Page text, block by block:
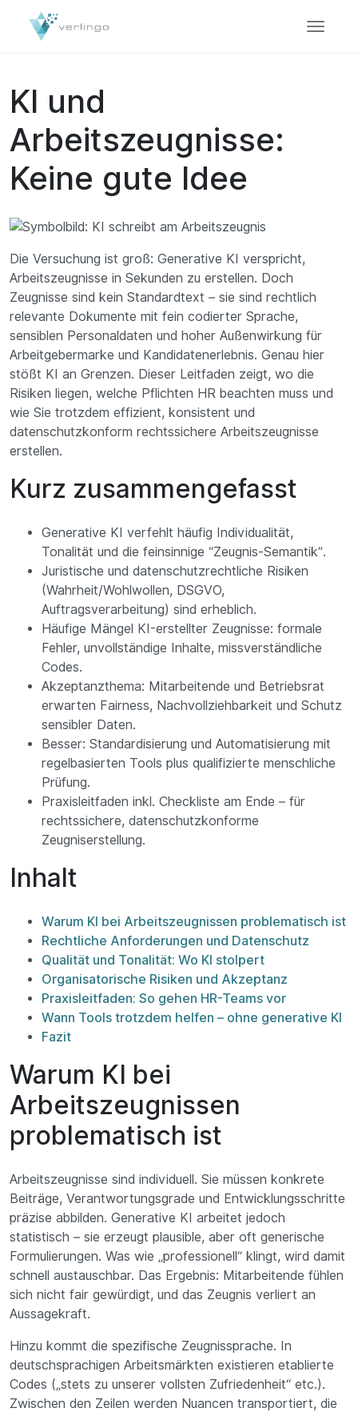
KI und
Arbeitszeugnisse:
Keine gute Idee
Die Versuchung ist groß: Generative KI verspricht,
Arbeitszeugnisse in Sekunden zu erstellen. Doch
Zeugnisse sind kein Standardtext – sie sind rechtlich
relevante Dokumente mit fein codierter Sprache,
sensiblen Personaldaten und hoher Außenwirkung für
Arbeitgebermarke und Kandidatenerlebnis. Genau hier
stößt KI an Grenzen. Dieser Leitfaden zeigt, wo die
Risiken liegen, welche Pflichten HR beachten muss und
wie Sie trotzdem effizient, konsistent und
datenschutzkonform rechtssichere Arbeitszeugnisse
erstellen.
Kurz zusammengefasst
Generative KI verfehlt häufig Individualität,
Tonalität und die feinsinnige “Zeugnis-Semantik”.
Juristische und datenschutzrechtliche Risiken
(Wahrheit/Wohlwollen, DSGVO,
Auftragsverarbeitung) sind erheblich.
Häufige Mängel KI-erstellter Zeugnisse: formale
Fehler, unvollständige Inhalte, missverständliche
Codes.
Akzeptanzthema: Mitarbeitende und Betriebsrat
erwarten Fairness, Nachvollziehbarkeit und Schutz
sensibler Daten.
Besser: Standardisierung und Automatisierung mit
regelbasierten Tools plus qualifizierte menschliche
Prüfung.
Praxisleitfaden inkl. Checkliste am Ende – für
rechtssichere, datenschutzkonforme
Zeugniserstellung.
Inhalt
Warum KI bei Arbeitszeugnissen problematisch ist
Rechtliche Anforderungen und Datenschutz
Qualität und Tonalität: Wo KI stolpert
Organisatorische Risiken und Akzeptanz
Praxisleitfaden: So gehen HR-Teams vor
Wann Tools trotzdem helfen – ohne generative KI
Fazit
Warum KI bei
Arbeitszeugnissen
problematisch ist
Arbeitszeugnisse sind individuell. Sie müssen konkrete
Beiträge, Verantwortungsgrade und Entwicklungsschritte
präzise abbilden. Generative KI arbeitet jedoch
statistisch – sie erzeugt plausible, aber oft generische
Formulierungen. Was wie „professionell“ klingt, wird damit
schnell austauschbar. Das Ergebnis: Mitarbeitende fühlen
sich nicht fair gewürdigt, und das Zeugnis verliert an
Aussagekraft.
Hinzu kommt die spezifische Zeugnissprache. In
deutschsprachigen Arbeitsmärkten existieren etablierte
Codes („stets zu unserer vollsten Zufriedenheit“ etc.).
Zwischen den Zeilen werden Nuancen transportiert, die